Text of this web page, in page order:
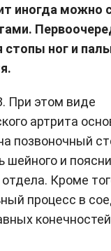
иногда можно
ног и
этом виде
артрита
позвоночный
шейного и
отдела. Кроме
процесс в